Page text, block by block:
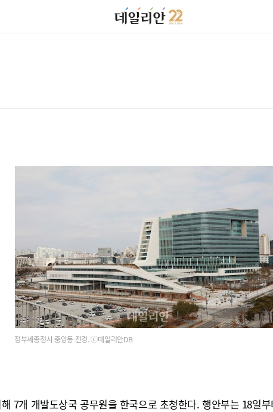
정부세종청사 중앙동 전경. ⓒ데일리안DB
7개 개발도상국 공무원을 한국으로 초청한다. 행안부는 18일